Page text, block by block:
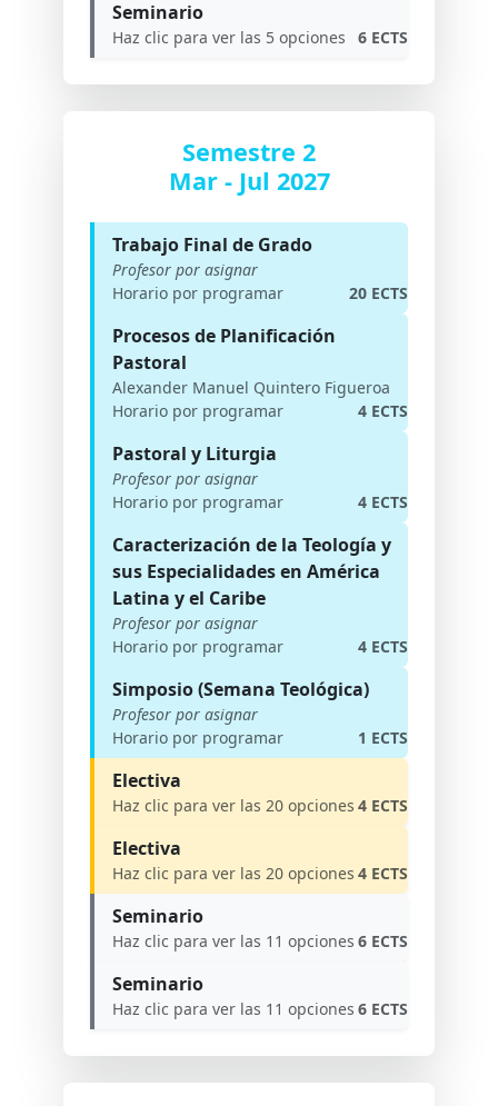
Seminario
Haz clic para ver las 5 opciones 6 ECTS
Semestre 2
Mar - Jul 2027
Trabajo Final de Grado
Profesor por asignar
Horario por programar
20 ECTS
Procesos de Planificación
Pastoral
Alexander Manuel Quintero Figueroa
Horario por programar
4 ECTS
Pastoral y Liturgia
Profesor por asignar
Horario por programar
4 ECTS
Caracterización de la Teología y
sus Especialidades en América
Latina y el Caribe
Profesor por asignar
Horario por programar
4 ECTS
Simposio (Semana Teológica)
Profesor por asignar
Horario por programar
1 ECTS
Electiva
Haz clic para ver las 20 opciones 4 ECTS
Electiva
Haz clic para ver las 20 opciones 4 ECTS
Seminario
Haz clic para ver las 11 opciones 6 ECTS
Seminario
Haz clic para ver las 11 opciones 6 ECTS